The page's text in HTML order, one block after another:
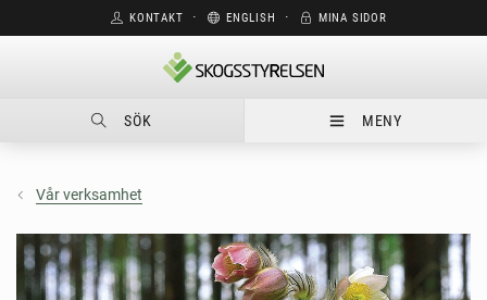
KONTAKT ⋅ ENGLISH ⋅ MINA SIDOR
SÖK MENY
Vår verksamhet